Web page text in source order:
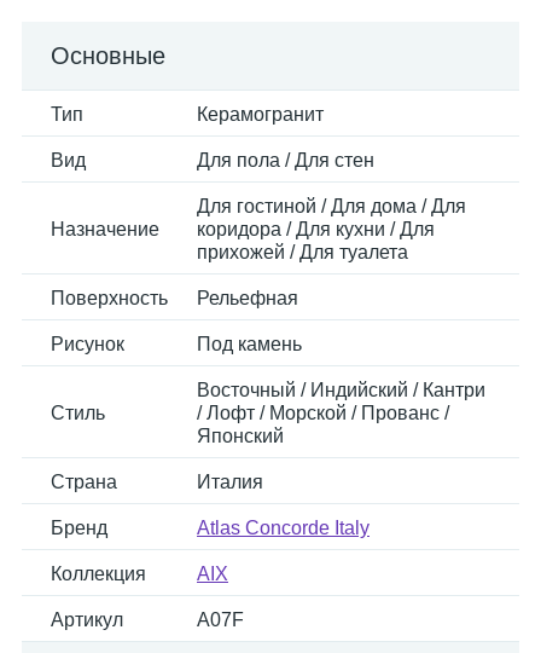
Основные
Тип Керамогранит
Вид Для пола / Для стен
Назначение
Для гостиной / Для дома / Для
коридора / Для кухни / Для
прихожей / Для туалета
Поверхность Рельефная
Рисунок Под камень
Стиль
Восточный / Индийский / Кантри
/ Лофт / Морской / Прованс /
Японский
Страна Италия
Бренд Atlas Concorde Italy
Коллекция AIX
Артикул A07F